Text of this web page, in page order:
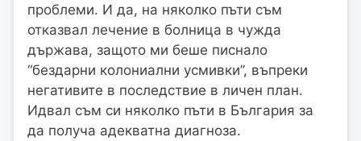
проблеми. И да, на няколко пъти съм
отказвал лечение в болница в чужда
държава, защото ми беше писнало
“бездарни колониални усмивки”, въпреки
негативите в последствие в личен план.
Идвал съм си няколко пъти в България за
да получа адекватна диагноза.